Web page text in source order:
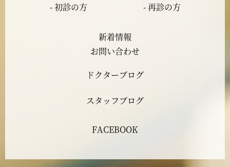
2023年4月
2023年3月
2023年2月
2023年1月
2022年12月
- 初診の方 - 再診の方
新着情報
お問い合わせ
ドクターブログ
スタッフブログ
FACEBOOK